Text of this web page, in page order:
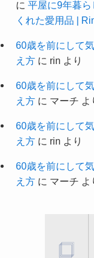
に 平屋に9年暮
くれた愛用品 |
60歳を前にして
え方に rin より
60歳を前にして
え方に マーチ よ
60歳を前にして
え方に rin より
60歳を前にして
え方に マーチ よ